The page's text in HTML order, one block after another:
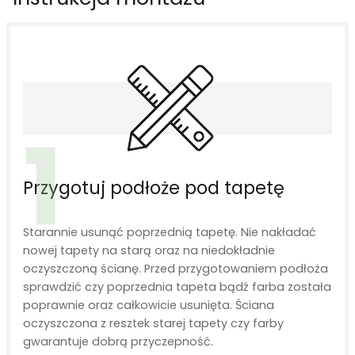
1
Przygotuj podłoże pod tapetę
Starannie usunąć poprzednią tapetę. Nie nakładać
nowej tapety na starą oraz na niedokładnie
oczyszczoną ścianę. Przed przygotowaniem podłoża
sprawdzić czy poprzednia tapeta bądź farba została
poprawnie oraz całkowicie usunięta. Ściana
oczyszczona z resztek starej tapety czy farby
gwarantuje dobrą przyczepność.